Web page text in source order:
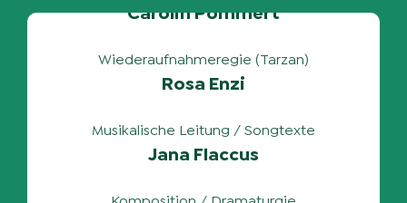
Rosa Enzi
Musikalische Leitung / Songtexte
Jana Flaccus
Komposition / Dramaturgie
Christoph Kloppenburg